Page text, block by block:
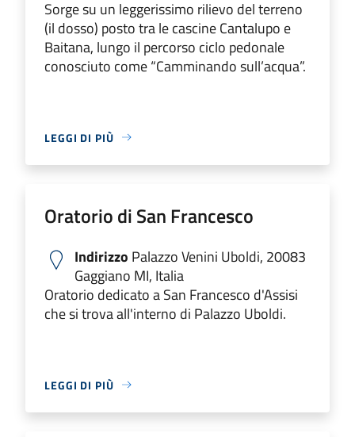
Sorge su un leggerissimo rilievo del terreno
(il dosso) posto tra le cascine Cantalupo e
Baitana, lungo il percorso ciclo pedonale
conosciuto come “Camminando sull’acqua”.
LEGGI DI PIÙ
Oratorio di San Francesco
Indirizzo Palazzo Venini Uboldi, 20083
Gaggiano MI, Italia
Oratorio dedicato a San Francesco d'Assisi
che si trova all'interno di Palazzo Uboldi.
LEGGI DI PIÙ